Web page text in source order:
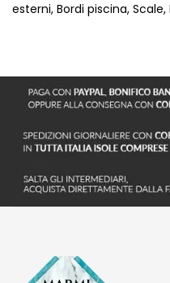
esterni, Bordi piscina,